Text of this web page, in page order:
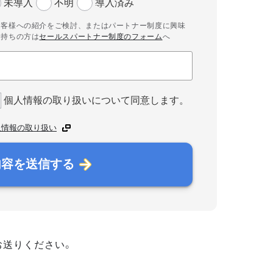
未導入 不明 導入済み
様への紹介をご検討、またはパートナー制度に興味
ちの方はセールスパートナー制度のフォームへ
個人情報の取り扱いについて同意します。
報の取り扱い
を送信する
りください。